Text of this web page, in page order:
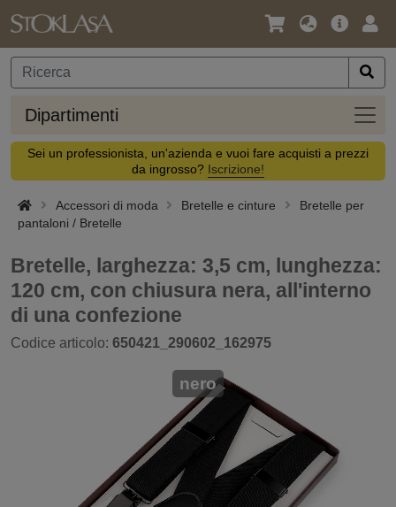
Lingua
Valuta
Offerta
Dipartimenti
Sei un professionista, un'azienda e vuoi fare acquisti a prezzi
da ingrosso? Iscrizione!
Accessori di moda Bretelle e cinture
Bretelle per
pantaloni / Bretelle
Bretelle, larghezza: 3,5 cm, lunghezza:
120 cm, con chiusura nera, all'interno
di una confezione
Codice articolo: 650421_290602_162975
nero